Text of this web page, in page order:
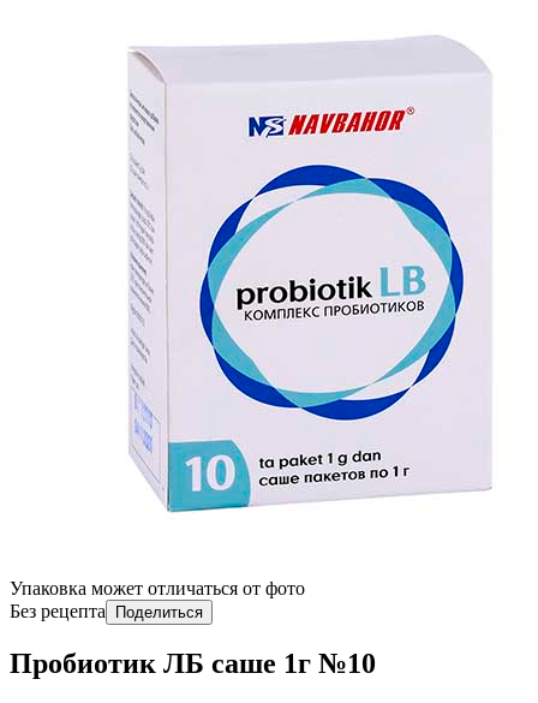
Упаковка может отличаться от фото
Без рецепта
Поделиться
Пробиотик ЛБ саше 1г №10